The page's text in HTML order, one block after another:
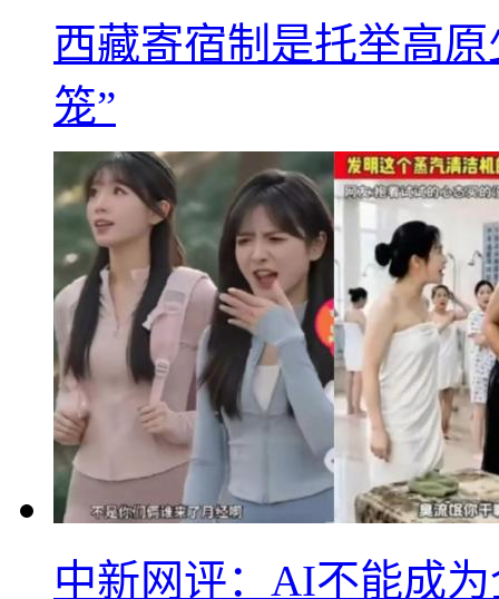
西藏寄宿制是托举高
笼”
中新网评：AI不能成